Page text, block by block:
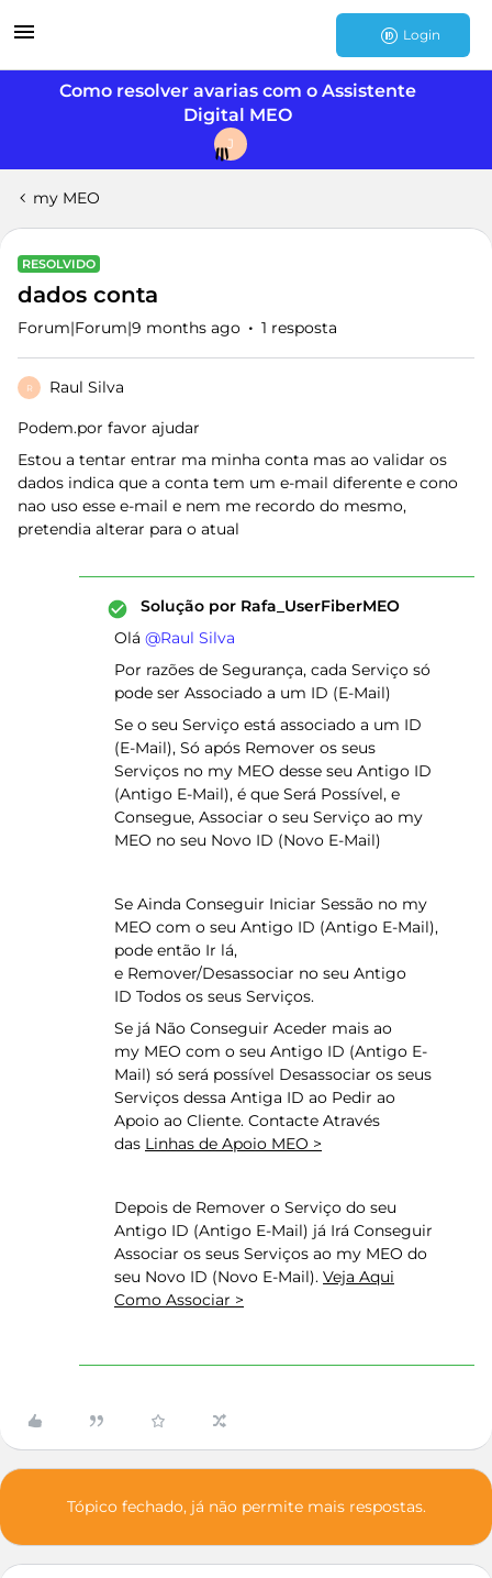
Login
Como resolver avarias com o Assistente
Digital MEO
J
my MEO
RESOLVIDO
dados conta
Forum|Forum|9 months ago 1 resposta
R Raul Silva
Podem.por favor ajudar
Estou a tentar entrar ma minha conta mas ao validar os
dados indica que a conta tem um e-mail diferente e cono
nao uso esse e-mail e nem me recordo do mesmo,
pretendia alterar para o atual
Solução por Rafa_UserFiberMEO
Olá ​ @Raul Silva
Por razões de Segurança, cada Serviço só
pode ser Associado a um ID (E-Mail)
Se o seu Serviço está associado a um ID
(E-Mail), Só após Remover os seus
Serviços no my MEO desse seu Antigo ID
(Antigo E-Mail), é que Será Possível, e
Consegue, Associar o seu Serviço ao my
MEO no seu Novo ID (Novo E-Mail)
Se Ainda Conseguir Iniciar Sessão no my
MEO com o seu Antigo ID (Antigo E-Mail),
pode então Ir lá,
e Remover/Desassociar no seu Antigo
ID Todos os seus Serviços.
Se já Não Conseguir Aceder mais ao
my MEO com o seu Antigo ID (Antigo E-
Mail) só será possível Desassociar os seus
Serviços dessa Antiga ID ao Pedir ao
Apoio ao Cliente. Contacte Através
das Linhas de Apoio MEO >
Depois de Remover o Serviço do seu
Antigo ID (Antigo E-Mail) já Irá Conseguir
Associar os seus Serviços ao my MEO do
seu Novo ID (Novo E-Mail). Veja Aqui
Como Associar >
Tópico fechado, já não permite mais respostas.